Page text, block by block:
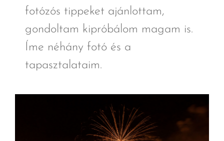
fotózós tippeket ajánlottam,
gondoltam kipróbálom magam is.
Íme néhány fotó és a
tapasztalataim.